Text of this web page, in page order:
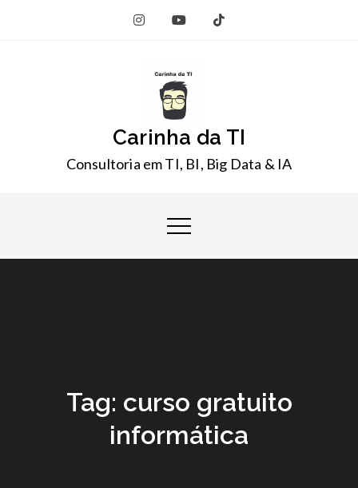
Carinha da TI
Consultoria em TI, BI, Big Data & IA
Tag: curso gratuito
informática